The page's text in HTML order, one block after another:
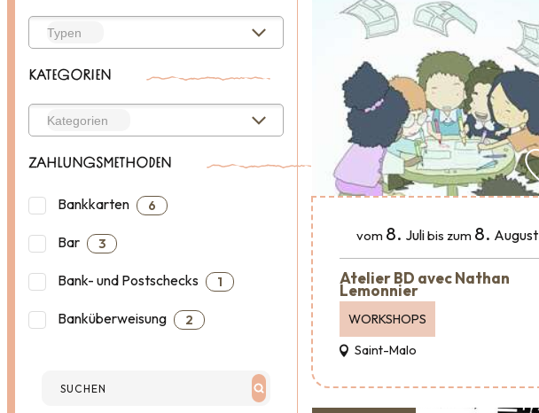
KATEGORIEN
ZAHLUNGSMETHODEN
Bankkarten 6
Bar 3
Bank- und Postschecks 1
Banküberweisung 2
vom 8. Julibis zum 8. August
Atelier BD avec Nathan
Lemonnier
WORKSHOPS
Saint-Malo